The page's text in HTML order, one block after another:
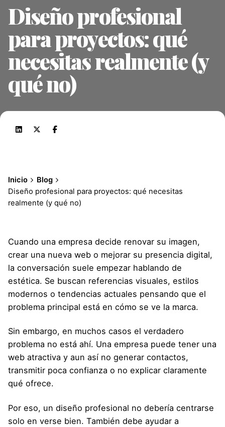
Diseño profesional
para proyectos: qué
necesitas realmente (y
qué no)
Inicio
Blog
Diseño profesional para proyectos: qué necesitas
realmente (y qué no)
Cuando una empresa decide renovar su imagen,
crear una nueva web o mejorar su presencia digital,
la conversación suele empezar hablando de
estética. Se buscan referencias visuales, estilos
modernos o tendencias actuales pensando que el
problema principal está en cómo se ve la marca.
Sin embargo, en muchos casos el verdadero
problema no está ahí. Una empresa puede tener una
web atractiva y aun así no generar contactos,
transmitir poca confianza o no explicar claramente
qué ofrece.
Por eso, un diseño profesional no debería centrarse
solo en verse bien. También debe ayudar a